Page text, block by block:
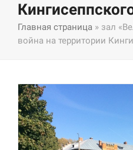
Главная страница » зал
война на территории